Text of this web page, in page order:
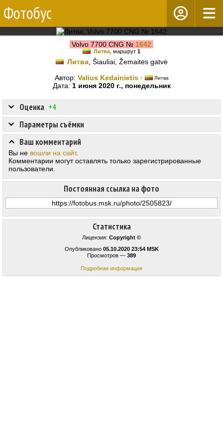
Фотобус
Volvo 7700 CNG № 1642
Литва , маршрут 1
Литва, Šiauliai, Žemaitės gatvė
Автор: Valius Kedainietis· Литва
Дата: 1 июня 2020 г., понедельник
Статистика
Лицензия: Copyright ©
Опубликовано 05.10.2020 23:54 MSK
Просмотров — 389
Подробная информация
Оценка +4
Постоянная ссылка на фото
Параметры съёмки
Ваш комментарий
Вы не вошли на сайт.
Комментарии могут оставлять только зарегистрированные
пользователи.